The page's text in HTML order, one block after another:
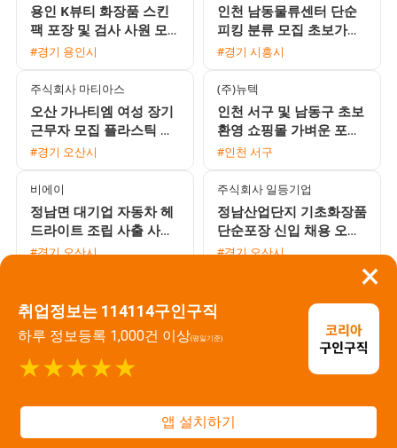
×
취업정보는 114114구인구직
하루 정보등록 1,000건 이상(평일기준)
★★★★★
앱 설치하기
용인 K뷰티 화장품 스킨
팩 포장 및 검사 사원 모
집 초보 및 동반지원 환영
#경기 용인시
인천 남동물류센터 단순
피킹 분류 모집 초보가능
익일지급 프로모션 진행
#경기 시흥시
주식회사 마티아스
오산 가나티엠 여성 장기
근무자 모집 플라스틱 사
상 및 검사 단순 작업 통
#경기 오산시
(주)뉴텍
인천 서구 및 남동구 초보
환영 쇼핑몰 가벼운 포장
및 라벨 부착 단순 업무
#인천 서구
비에이
정남면 대기업 자동차 헤
드라이트 조립 사출 사원
모집 초보 및 교포 환영
#경기 오산시
주식회사 일등기업
정남산업단지 기초화장품
단순포장 신입 채용 오산
병점 통근버스 운행 주간
#경기 오산시
오산 통근버스 운행 화장
품 케이스 단순 조립 대규
모 채용 (하루 근무 체험
가능, 정규직 전환)
기초화장품 포장 긴급 대
규모 채용 만근수당 및 교
통비 지급 주부사원 F비
시화 MTV 자동차 HPCB
부품 SMT 후공정 생산직
자동차 부품 SMT OP 및
AOI 생산 사원 모집 신입